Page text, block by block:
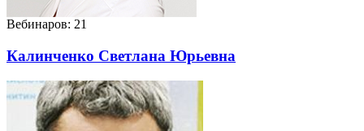
Вебинаров: 21
Калинченко Светлана Юрьевна